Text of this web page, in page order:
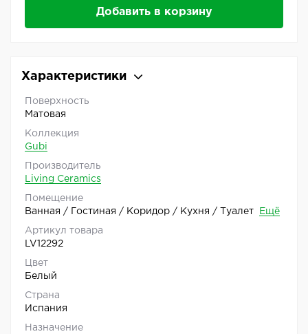
Добавить в корзину
Характеристики
Поверхность
Матовая
Коллекция
Gubi
Производитель
Living Ceramics
Помещение
Ванная / Гостиная / Коридор / Кухня / Туалет
Ещё
Артикул товара
LV12292
Цвет
Белый
Страна
Испания
Назначение